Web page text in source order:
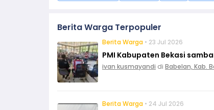
Berita Warga Terpopuler
Berita Warga • 23 Jul 2026
PMI Kabupaten Bekasi
ivan kusmayandi di Babelan, Kab.
Berita Warga • 24 Jul 2026